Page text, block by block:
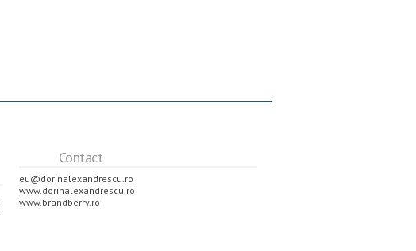
Contact
eu@dorinalexandrescu.ro
www.dorinalexandrescu.ro
www.brandberry.ro